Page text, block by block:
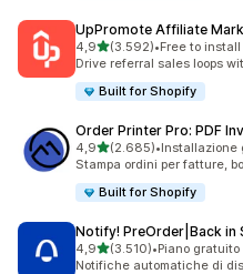
UpPromote Affiliate
4,9stelle su 5
(3.592)
3592 recensioni totali
•Free to install
Drive referral sales loops
Built for Shopify
Order Printer Pro: PDF
4,9stelle su 5
(2.685)
2685 recensioni totali
•Installazione
Stampa ordini per fatture,
Built for Shopify
Notify! PreOrder|Back in
4,9stelle su 5
(3.510)
3510 recensioni totali
•Piano
Notifiche automatiche di